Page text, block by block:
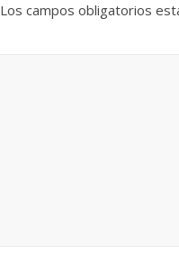
Los campos obligatorios